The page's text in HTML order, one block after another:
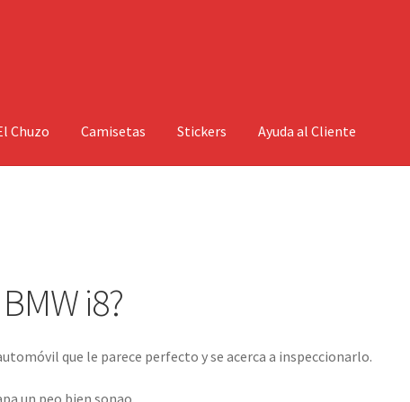
Chuzo Camisetas Stickers Ayuda al Cliente
i8?
que le parece perfecto y se acerca a inspeccionarlo.